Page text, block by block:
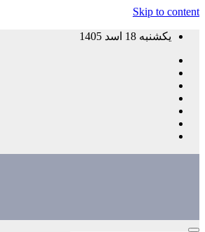
Skip to content
یکشنبه 18 اسد 1405